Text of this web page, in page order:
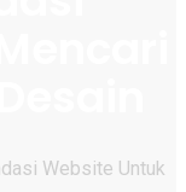
Website Untuk